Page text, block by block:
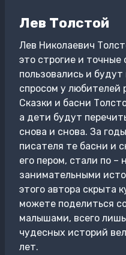
Лев Толстой
Лев Николаевич
это строгие и точные
пользовались и
спросом у любителей
Сказки и басни
а дети будут
снова и снова. За
писателя те басни и
его пером, стали по
занимательными
этого автора скрыта
можете поделиться
малышами, всего
чудесных историй
лет.